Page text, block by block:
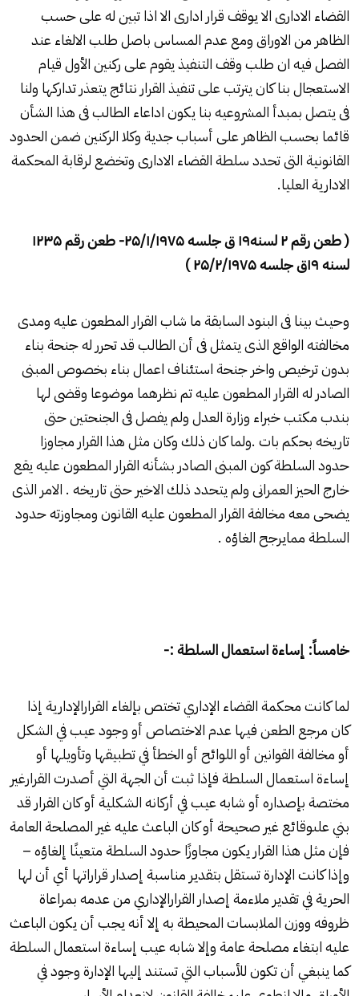
القضاء الادارى الا يوقف قرار ادارى الا اذا تبين له على حسب
الظاهر من الاوراق ومع عدم المساس باصل طلب الالغاء عند
الفصل فيه ان طلب وقف التنفيذ يقوم على ركنين الأول قيام
الاستعجال بنا كان يترتب على تنفيذ القرار نتائج يتعذر تداركها ولنا
فى يتصل بمبدأ المشروعيه بنا يكون اداعاء الطالب فى هذا الشأن
قائما بحسب الظاهر على أسباب جدية وكلا الركنين ضمن الحدود
القانونية التى تحدد سلطة القضاء الادارى وتخضع لرقابة المحكمة
الادارية العليا.
( طعن رقم۲لسنه۱۹ق جلسه۲۵/۱/۱۹۷۵- طعن رقم۱۲۳۵
لسنه۱۹ق جلسه۲۵/۲/۱۹۷۵ )
وحيث بينا فى البنود السابقة ما شاب القرار المطعون عليه ومدى
مخالفته الواقع الذى يتمثل فى أن الطالب قد تحرر له جنحة بناء
بدون ترخيص واخر جنحة استئناف اعمال بناء بخصوص المبنى
الصادر له القرار المطعون عليه تم نظرهما موضوعا وقضى لها
بندب مكتب خبراء وزارة العدل ولم يفصل فى الجنحتين حتى
تاريخه بحكم بات .ولما كان ذلك وكان مثل هذا القرار مجاوزا
حدود السلطة كون المبنى الصادر بشأنه القرار المطعون عليه يقع
خارج الحيز العمرانى ولم يتحدد ذلك الاخير حتى تاريخه . الامر الذى
يضحى معه مخالفة القرار المطعون عليه القانون ومجاوزته حدود
السلطة ممايرجح الغاؤه .
خامساً: إساءة استعمال السلطة :-
لما كانت محكمة القضاء الإداري تختص بإلغاء القرارالإدارية إذا
كان مرجع الطعن فيها عدم الاختصاص أو وجود عيب في الشكل
أو مخالفة القوانين أو اللوائح أو الخطأ في تطبيقها وتأويلها أو
إساءة استعمال السلطة فإذا ثبت أن الجهة التي أصدرت القرارغير
مختصة بإصداره أو شابه عيب في أركانه الشكلية أو كان القرار قد
بني علىوقائع غير صحيحة أو كان الباعث عليه غير المصلحة العامة
فإن مثل هذا القرار يكون مجاوزًا حدود السلطة متعينًا إلغاؤه –
وإذا كانت الإدارة تستقل بتقدير مناسبة إصدار قراراتها أي أن لها
الحرية في تقدير ملاءمة إصدار القرارالإداري من عدمه بمراعاة
ظروفه ووزن الملابسات المحيطة به إلا أنه يجب أن يكون الباعث
عليه ابتغاء مصلحة عامة وإلا شابه عيب إساءة استعمال السلطة
كما ينبغي أن تكون للأسباب التي تستند إليها الإدارة وجود في